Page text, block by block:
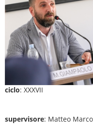
ciclo: XXXVII
supervisore: Matteo